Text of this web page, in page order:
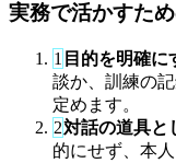
実務で活かすた
1 目的を明確に
談か、訓練の
定めます。
2対話の道具と
的にせず、本